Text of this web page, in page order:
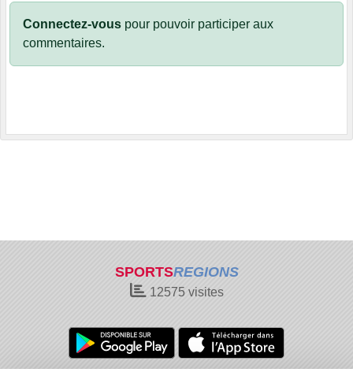
Connectez-vous pour pouvoir participer aux
commentaires.
SPORTSREGIONS
12575visites